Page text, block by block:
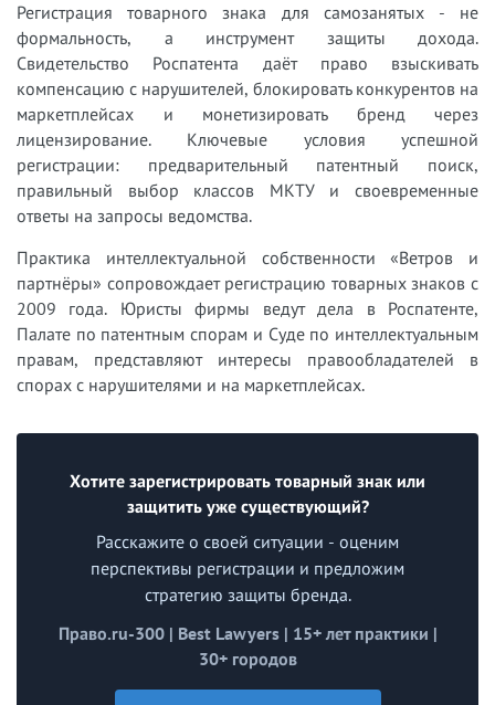
Регистрация товарного знака для самозанятых - не
формальность, а инструмент защиты дохода.
Свидетельство Роспатента даёт право взыскивать
компенсацию с нарушителей, блокировать конкурентов на
маркетплейсах и монетизировать бренд через
лицензирование. Ключевые условия успешной
регистрации: предварительный патентный поиск,
правильный выбор классов МКТУ и своевременные
ответы на запросы ведомства.
Практика интеллектуальной собственности «Ветров и
партнёры» сопровождает регистрацию товарных знаков с
2009 года. Юристы фирмы ведут дела в Роспатенте,
Палате по патентным спорам и Суде по интеллектуальным
правам, представляют интересы правообладателей в
спорах с нарушителями и на маркетплейсах.
Хотите зарегистрировать товарный знак или
защитить уже существующий?
Расскажите о своей ситуации - оценим
перспективы регистрации и предложим
стратегию защиты бренда.
Право.ru-300 | Best Lawyers | 15+ лет практики |
30+ городов